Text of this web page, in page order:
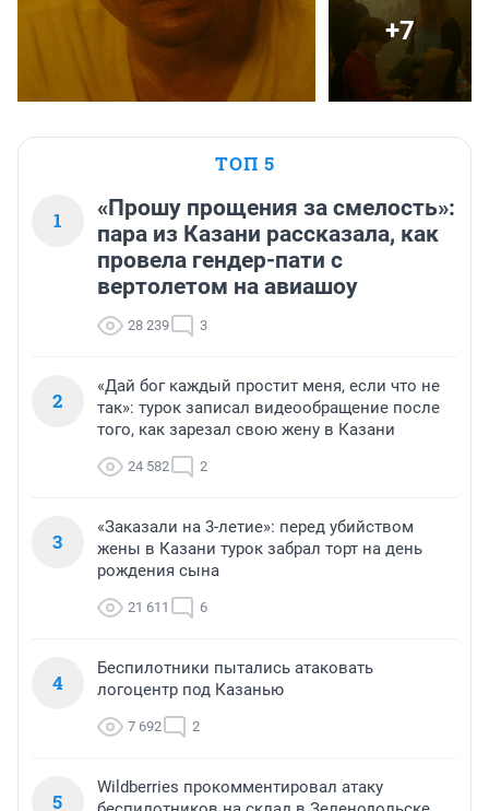
+7
ТОП 5
1
«Прошу прощения за смелость»:
пара из Казани рассказала, как
провела гендер-пати с
вертолетом на авиашоу
28 239 3
2
«Дай бог каждый простит меня, если что не
так»: турок записал видеообращение после
того, как зарезал свою жену в Казани
24 582 2
3
«Заказали на 3-летие»: перед убийством
жены в Казани турок забрал торт на день
рождения сына
21 611 6
4
Беспилотники пытались атаковать
логоцентр под Казанью
7 692 2
5
Wildberries прокомментировал атаку